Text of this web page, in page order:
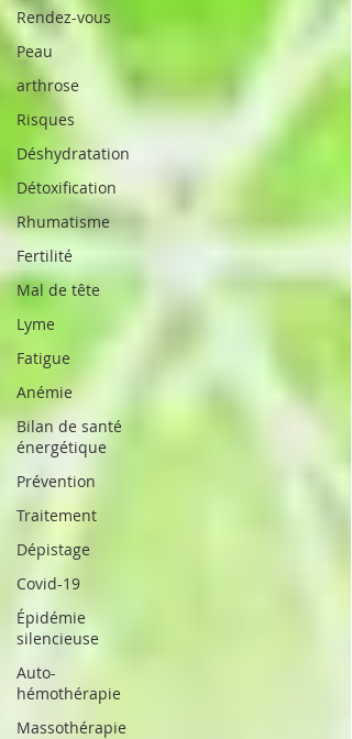
Rendez-vous
Peau
arthrose
Risques
Déshydratation
Détoxification
Rhumatisme
Fertilité
Mal de tête
Lyme
Fatigue
Anémie
Bilan de santé
énergétique
Prévention
Traitement
Dépistage
Covid-19
Épidémie
silencieuse
Auto-
hémothérapie
Massothérapie